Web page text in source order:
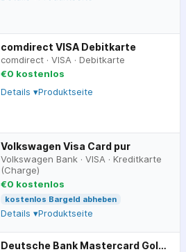
comdirect VISA Debitkarte
comdirect · VISA · Debitkarte
€0 kostenlos
Details ▾Produktseite
Volkswagen Visa Card pur
Volkswagen Bank · VISA · Kreditkarte
(Charge)
€0 kostenlos
kostenlos Bargeld abheben
Details ▾Produktseite
Deutsche Bank Mastercard Gold im BestKonto